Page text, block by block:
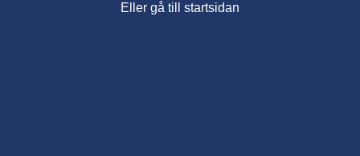
Eller gå till startsidan